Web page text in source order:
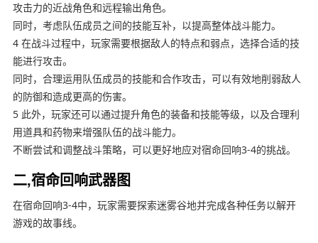
攻击力的近战角色和远程输出角色。
同时，考虑队伍成员之间的技能互补，以提高整体战斗能力。
4 在战斗过程中，玩家需要根据敌人的特点和弱点，选择合适的技
能进行攻击。
同时，合理运用队伍成员的技能和合作攻击，可以有效地削弱敌人
的防御和造成更高的伤害。
5 此外，玩家还可以通过提升角色的装备和技能等级，以及合理利
用道具和药物来增强队伍的战斗能力。
不断尝试和调整战斗策略，可以更好地应对宿命回响3-4的挑战。
二,宿命回响武器图
在宿命回响3-4中，玩家需要探索迷雾谷地并完成各种任务以解开
游戏的故事线。